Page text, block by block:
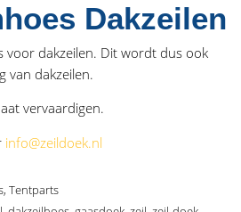
Dakzeilen
voor dakzeilen. Dit wordt dus ook
van dakzeilen.
vervaardigen.
info@zeildoek.nl
, Tentparts